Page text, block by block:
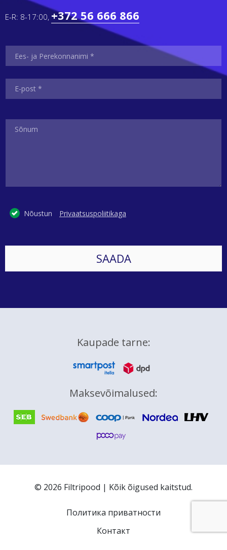
E-R: 8-17:00, +372 56 666 866
Nõustun Privaatsuspoliitikaga
Kaupade tarne:
Maksevõimalused:
© 2026 Filtripood | Kõik õigused kaitstud.
Политика приватности
Контакт